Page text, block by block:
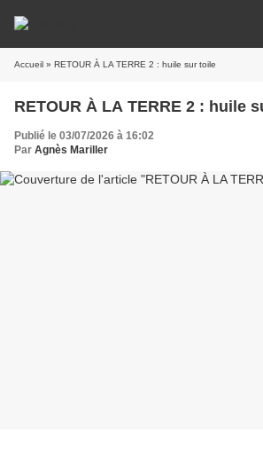
Accueil » RETOUR À LA TERRE 2 : huile sur toile
RETOUR À LA TERRE 2 : huile
Publié le 03/07/2026 à 16:02
Par Agnès Mariller